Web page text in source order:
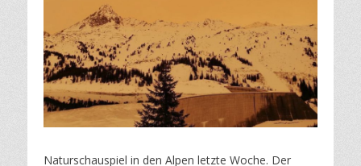
Naturschauspiel in den Alpen letzte Woche. Der